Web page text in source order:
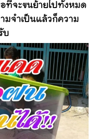
ที่จะขนย้ายไปทั้งหมด
มจำเป็นแล้วก็ความ
บ